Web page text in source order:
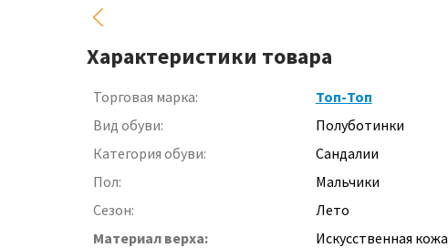
Характеристики товара
Торговая марка:
Топ-Топ
Вид обуви:
Полуботинки
Категория обуви:
Сандалии
Пол:
Мальчики
Сезон:
Лето
Материал верха:
Искусственная кожа